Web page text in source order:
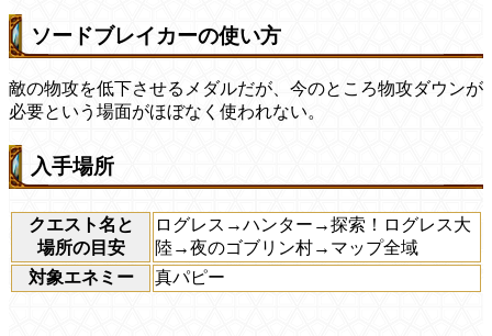
ソードブレイカーの使い方
敵の物攻を低下させるメダルだが、今のところ物攻ダウンが
必要という場面がほぼなく使われない。
入手場所
クエスト名と
場所の目安
ログレス→ハンター→探索！ログレス大
陸→夜のゴブリン村→マップ全域
対象エネミー
真パピー